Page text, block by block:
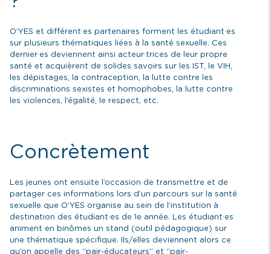
O’YES et différent·es partenaires forment les étudiant·es
sur plusieurs thématiques liées à la santé sexuelle. Ces
dernier·es deviennent ainsi acteur·trices de leur propre
santé et acquièrent de solides savoirs sur les IST, le VIH,
les dépistages, la contraception, la lutte contre les
discriminations sexistes et homophobes, la lutte contre
les violences, l’égalité, le respect, etc.
Concrètement
Les jeunes ont ensuite l’occasion de transmettre et de
partager ces informations lors d’un parcours sur la santé
sexuelle que O’YES organise au sein de l’institution à
destination des étudiant·es de 1e année. Les étudiant·es
animent en binômes un stand (outil pédagogique) sur
une thématique spécifique. Ils/elles deviennent alors ce
qu’on appelle des “pair-éducateurs” et “pair-